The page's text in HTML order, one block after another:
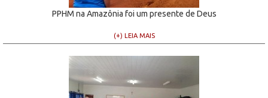
PPHM na Amazônia foi um presente de Deus
(+) LEIA MAIS